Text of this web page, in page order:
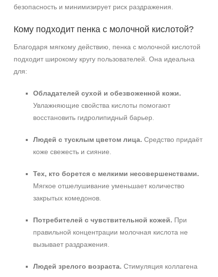
безопасность и минимизирует риск раздражения.
Кому подходит пенка с молочной кислотой?
Благодаря мягкому действию, пенка с молочной кислотой
подходит широкому кругу пользователей. Она идеальна
для:
Обладателей сухой и обезвоженной кожи.
Увлажняющие свойства кислоты помогают
восстановить гидролипидный барьер.
Людей с тусклым цветом лица. Средство придаёт
коже свежесть и сияние.
Тех, кто борется с мелкими несовершенствами.
Мягкое отшелушивание уменьшает количество
закрытых комедонов.
Потребителей с чувствительной кожей. При
правильной концентрации молочная кислота не
вызывает раздражения.
Людей зрелого возраста. Стимуляция коллагена